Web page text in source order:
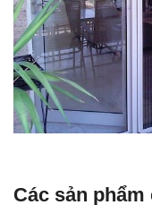
Các sản